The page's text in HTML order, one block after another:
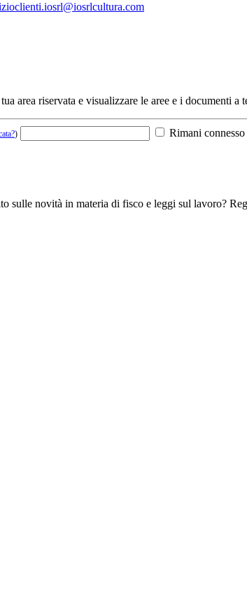
area riservata e visualizzare le aree e i documenti a
) Rimani connesso
sulle novità in materia di fisco e leggi sul lavoro?